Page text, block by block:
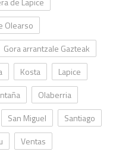
Olearso
Gora arrantzale Gazteak
Kosta
Lapice
Olaberria
San Miguel
Santiago
Ventas